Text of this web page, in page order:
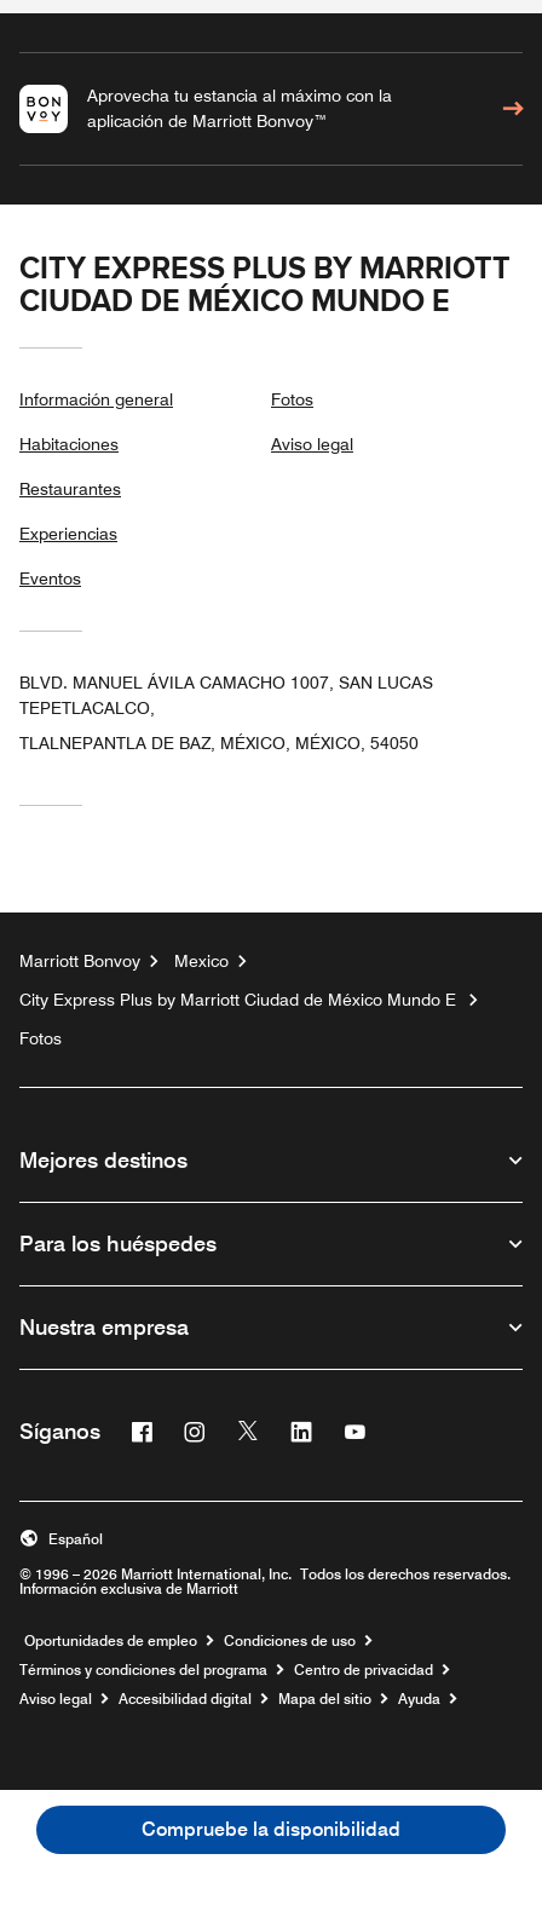
Compruebe la disponibilidad
Aprovecha tu estancia al máximo con la
aplicación de Marriott Bonvoy™
CITY EXPRESS PLUS BY MARRIOTT
CIUDAD DE MÉXICO MUNDO E
Información general
Habitaciones
Restaurantes
Experiencias
Eventos
Fotos
Aviso legal
BLVD. MANUEL ÁVILA CAMACHO 1007, SAN LUCAS
TEPETLACALCO,
TLALNEPANTLA DE BAZ, MÉXICO, MÉXICO, 54050
Marriott Bonvoy
Mexico
City Express Plus by Marriott Ciudad de México Mundo E
Fotos
Mejores destinos
Para los huéspedes
Nuestra empresa
Síganos Facebook
Abre una ventana nueva
Instagram
Abre una ventana nueva
Twitter
Abre una ventana nueva
Linkedin
Abre una ventana nueva
Abre una ventana
© 1996 – 2026 Marriott International, Inc. Todos los derechos reservados.
Información exclusiva de Marriott
Español
Oportunidades de empleo Abre una ventana nueva
Condiciones de uso
Términos y condiciones del programa
Centro de privacidad
Aviso legal
Accesibilidad digital Mapa del sitio Ayuda